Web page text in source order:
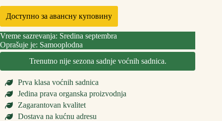
Доступно за авансну куповину
Vreme sazrevanja: Sredina septembra
Oprašuje je: Samooplodna
Trenutno nije sezona sadnje voćnih sadnica.
Prva klasa voćnih sadnica
Jedina prava organska proizvodnja
Zagarantovan kvalitet
Dostava na kućnu adresu